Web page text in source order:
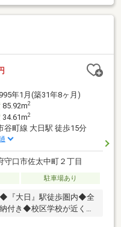
年1月(築31年8ヶ月)
85.92m2
34.61m2
谷町線 大日駅 徒歩15分
守口市佐太中町２丁目
駐車場あり
『大日』駅徒歩圏内◆全
付き◆校区学校が近く子